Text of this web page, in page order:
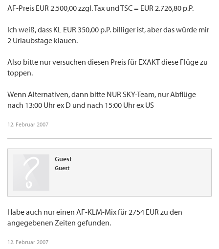
AF-Preis EUR 2.500,00 zzgl. Tax und TSC = EUR 2.726,80 p.P.
Ich weiß, dass KL EUR 350,00 p.P. billiger ist, aber das würde mir
2 Urlaubstage klauen.
Also bitte nur versuchen diesen Preis für EXAKT diese Flüge zu
toppen.
Wenn Alternativen, dann bitte NUR SKY-Team, nur Abflüge
nach 13:00 Uhr ex D und nach 15:00 Uhr ex US
12. Februar 2007
Guest
Guest
Habe auch nur einen AF-KLM-Mix für 2754 EUR zu den
angegebenen Zeiten gefunden.
12. Februar 2007